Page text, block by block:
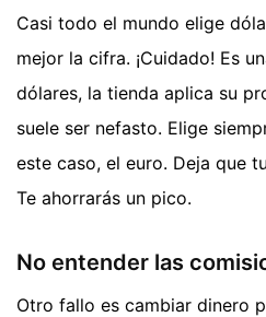
Casi todo el mundo elige
mejor la cifra. ¡Cuidado! Es
dólares, la tienda aplica su
suele ser nefasto. Elige
este caso, el euro. Deja que
Te ahorrarás un pico.
No entender las
Otro fallo es cambiar dinero